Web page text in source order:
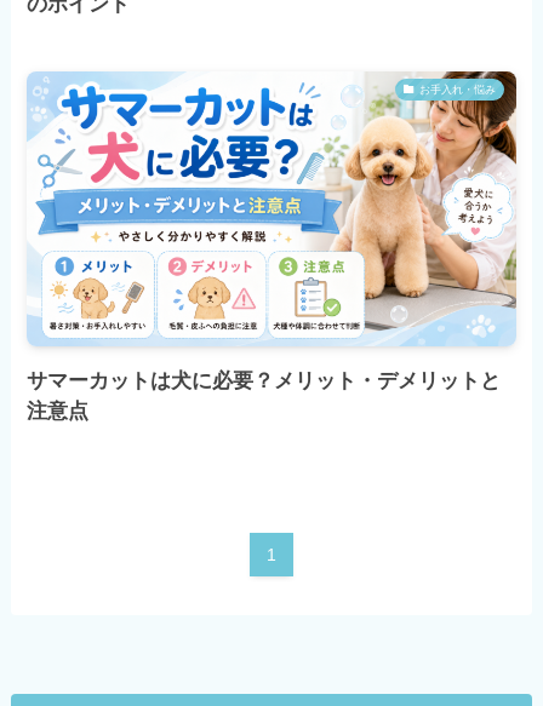
のポイント
お手入れ・悩み
サマーカットは犬に必要？メリット・デメリットと
注意点
1